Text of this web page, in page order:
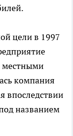
цели в 1997
местными
компания
впоследствии
названием